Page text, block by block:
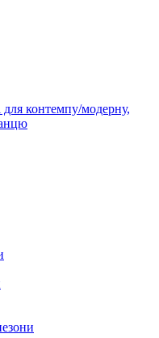
для контемпу/модерну,